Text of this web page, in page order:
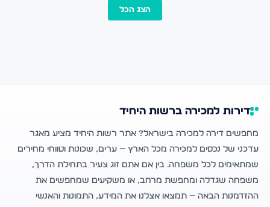
הצג הכל
דירות למכירה ברשות היחיד
מחפשים דירה למכירה בישראל? אתר רשות היחיד מציע מאגר
עדכני של נכסים למכירה מכל הארץ — ערים, שכונות וטווחי מחירים
שמתאימים לכל משפחה. בין אם אתם זוג צעיר בתחילת הדרך,
משפחה שגדלה ומחפשת מרחב, או משקיעים שמחפשים את
ההזדמנות הבאה — תמצאו אצלנו את המידע, התמונות והאנשי